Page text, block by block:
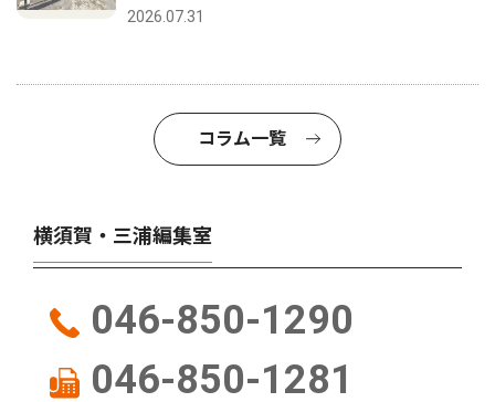
2026.07.31
コラム一覧
横須賀・三浦編集室
046-850-1290
046-850-1281